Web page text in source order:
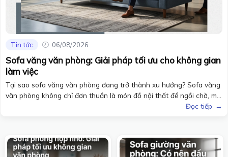
Tin tức 06/08/2026
Sofa văng văn phòng: Giải pháp tối ưu cho không gian
làm việc
Tại sao sofa văng văn phòng đang trở thành xu hướng? Sofa văng
văn phòng không chỉ đơn thuần là món đồ nội thất để ngồi chờ, mà
còn là yếu tố quan trọng tạo nên diện mạo chuyên nghiệp cho
Đọc tiếp